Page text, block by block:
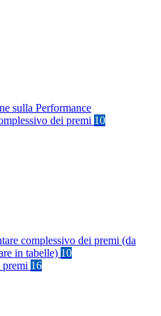
sulla Performance
dei premi 10
complessivo dei premi (da
in tabelle) 10
16